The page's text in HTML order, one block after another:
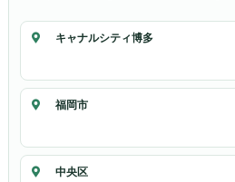
キャナルシティ博多
福岡市
中央区